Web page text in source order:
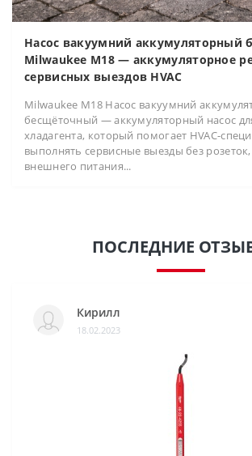
Насос вакуумний аккумуляторный
Milwaukee M18 — аккумуляторное
сервисных выездов HVAC
Milwaukee M18 Насос вакуумний
бесщёточный — аккумуляторный насос
хладагента, который помогает HVAC-
выполнять сервисные выезды без
внешнего питания...
ПОСЛЕДНИЕ
Кирилл
18.02.2023